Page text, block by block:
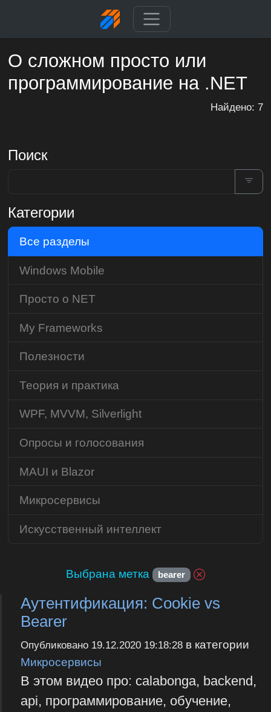
О сложном просто или
программирование на .NET
Найдено: 7
Выбрана метка bearer
Аутентификация: Cookie vs
Bearer
Опубликовано 19.12.2020 19:18:28в категории
Микросервисы
В этом видео про: calabonga, backend,
api, программирование, обучение,
Поиск
Категории
Все разделы
Windows Mobile
Просто о NET
My Frameworks
Полезности
Теория и практика
WPF, MVVM, Silverlight
Опросы и голосования
MAUI и Blazor
Микросервисы
Искусственный интеллект